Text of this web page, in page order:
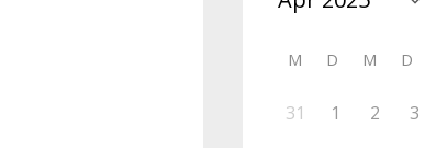
M D M D
31 1 2 3